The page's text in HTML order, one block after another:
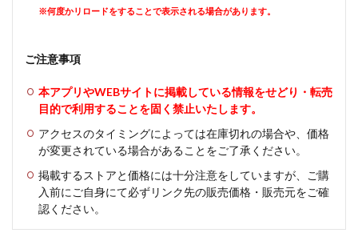
※何度かリロードをすることで表示される場合があります。
ご注意事項
本アプリやWEBサイトに掲載している情報をせどり・転売
目的で利用することを固く禁止いたします。
アクセスのタイミングによっては在庫切れの場合や、価格
が変更されている場合があることをご了承ください。
掲載するストアと価格には十分注意をしていますが、ご購
入前にご自身にて必ずリンク先の販売価格・販売元をご確
認ください。